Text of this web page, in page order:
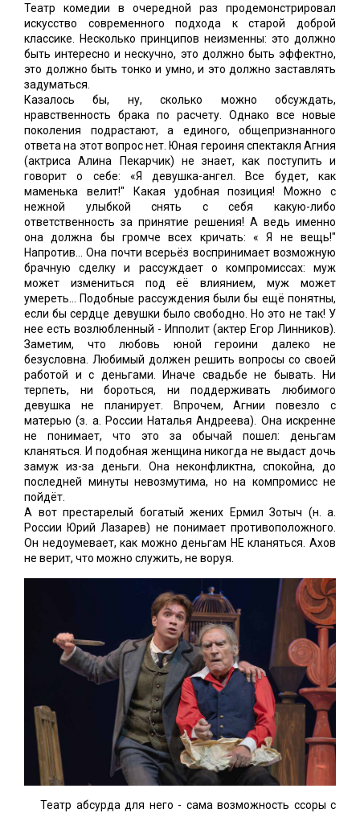
Театр комедии в очередной раз продемонстрировал
искусство современного подхода к старой доброй
классике. Несколько принципов неизменны: это должно
быть интересно и нескучно, это должно быть эффектно,
это должно быть тонко и умно, и это должно заставлять
задуматься.
Казалось бы, ну, сколько можно обсуждать,
нравственность брака по расчету. Однако все новые
поколения подрастают, а единого, общепризнанного
ответа на этот вопрос нет. Юная героиня спектакля Агния
(актриса Алина Пекарчик) не знает, как поступить и
говорит о себе: «Я девушка-ангел. Все будет, как
маменька велит!" Какая удобная позиция! Можно с
нежной улыбкой снять с себя какую-либо
ответственность за принятие решения! А ведь именно
она должна бы громче всех кричать: « Я не вещь!"
Напротив... Она почти всерьёз воспринимает возможную
брачную сделку и рассуждает о компромиссах: муж
может измениться под её влиянием, муж может
умереть... Подобные рассуждения были бы ещё понятны,
если бы сердце девушки было свободно. Но это не так! У
нее есть возлюбленный - Ипполит (актер Егор Линников).
Заметим, что любовь юной героини далеко не
безусловна. Любимый должен решить вопросы со своей
работой и с деньгами. Иначе свадьбе не бывать. Ни
терпеть, ни бороться, ни поддерживать любимого
девушка не планирует. Впрочем, Агнии повезло с
матерью (з. а. России Наталья Андреева). Она искренне
не понимает, что это за обычай пошел: деньгам
кланяться. И подобная женщина никогда не выдаст дочь
замуж из-за деньги. Она неконфликтна, спокойна, до
последней минуты невозмутима, но на компромисс не
пойдёт.
А вот престарелый богатый жених Ермил Зотыч (н. а.
России Юрий Лазарев) не понимает противоположного.
Он недоумевает, как можно деньгам НЕ кланяться. Ахов
не верит, что можно служить, не воруя.
Театр абсурда для него - сама возможность ссоры с